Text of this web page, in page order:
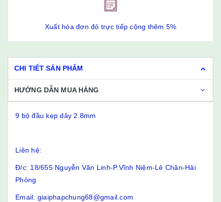
Xuất hóa đơn đỏ trực tiếp cộng thêm 5%
CHI TIẾT SẢN PHẨM
HƯỚNG DẪN MUA HÀNG
9 bộ đầu kẹp dây 2.8mm
Liên hệ:
Đ/c: 18/655 Nguyễn Văn Linh-P.Vĩnh Niệm-Lê Chân-Hải
Phòng
Email: giaiphapchung68@gmail.com